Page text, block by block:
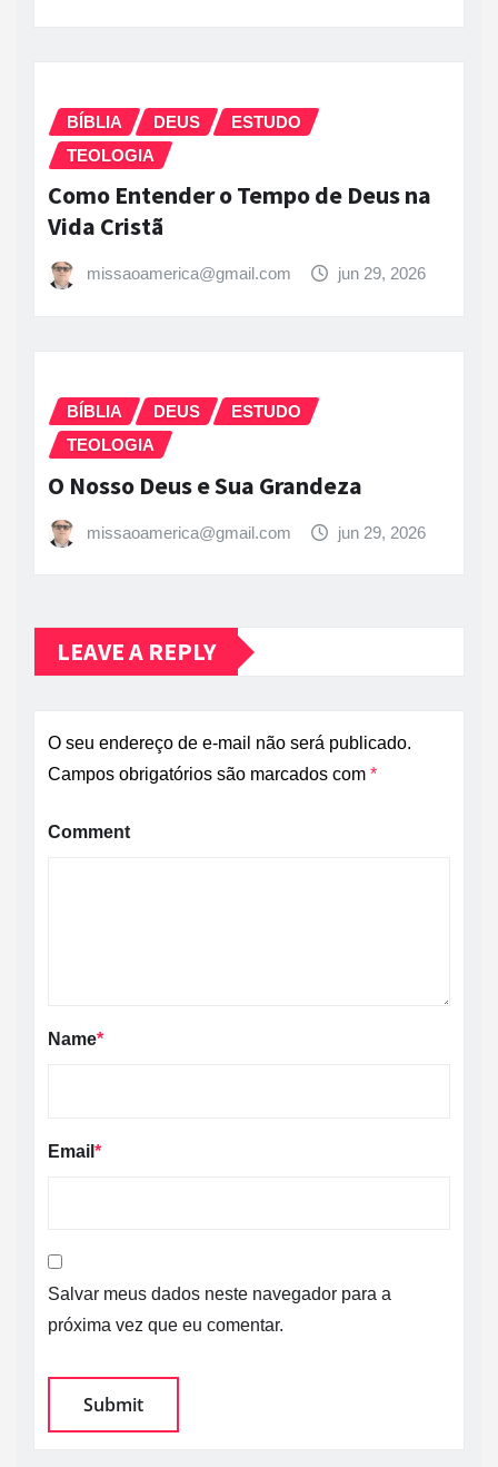
BÍBLIA DEUS
ESTUDO
TEOLOGIA
Como Entender o Tempo de Deus na
Vida Cristã
missaoamerica@gmail.com jun 29, 2026
BÍBLIA DEUS
ESTUDO
TEOLOGIA
O Nosso Deus e Sua Grandeza
missaoamerica@gmail.com jun 29, 2026
LEAVE A REPLY
O seu endereço de e-mail não será publicado.
Campos obrigatórios são marcados com *
Comment
Name*
Email *
Salvar meus dados neste navegador para a
próxima vez que eu comentar.